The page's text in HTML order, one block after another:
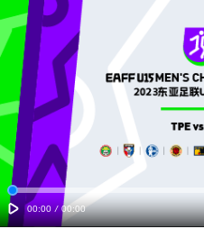
00:00 / 00:00